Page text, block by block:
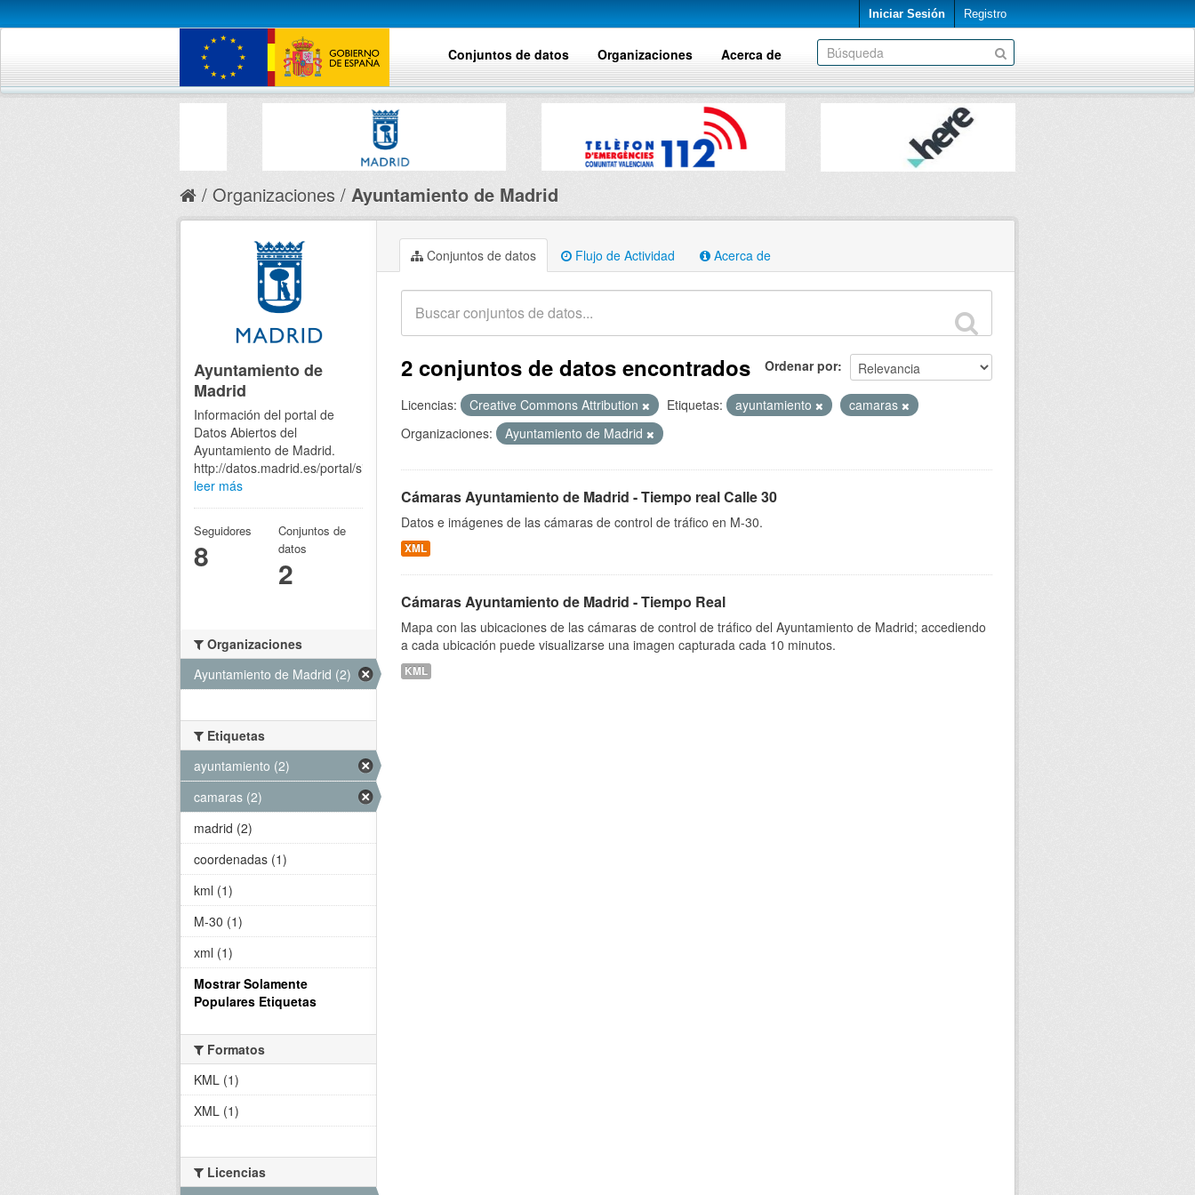
Iniciar Sesión Registro
Conjuntos de datos Organizaciones Acerca de
Organizaciones Ayuntamiento de Madrid
Conjuntos de datos Flujo de Actividad Acerca de
Ordenar por
2 conjuntos de datos encontrados
Licencias: Creative Commons Attribution Etiquetas: ayuntamiento
camaras
Organizaciones:
Ayuntamiento de Madrid
Cámaras Ayuntamiento de Madrid - Tiempo real Calle 30
Datos e imágenes de las cámaras de control de tráfico en M-30.
XML
Cámaras Ayuntamiento de Madrid - Tiempo Real
Mapa con las ubicaciones de las cámaras de control de tráfico del Ayuntamiento de Madrid; accediendo
a cada ubicación puede visualizarse una imagen capturada cada 10 minutos.
KML
Ayuntamiento de
Madrid
Información del portal de
Datos Abiertos del
Ayuntamiento de Madrid.
http://datos.madrid.es/portal/site/egob
leer más
Seguidores
8
Conjuntos de
datos
2
Organizaciones
Ayuntamiento de Madrid (2)
Etiquetas
ayuntamiento (2)
camaras (2)
madrid (2)
coordenadas (1)
kml (1)
M-30 (1)
xml (1)
Mostrar Solamente
Populares Etiquetas
Formatos
KML (1)
XML (1)
Licencias